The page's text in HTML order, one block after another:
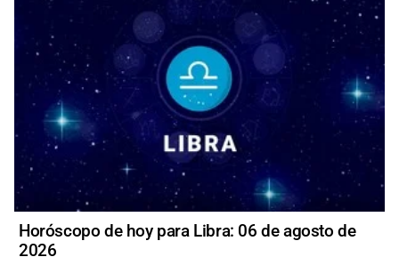
Horóscopo de hoy para Libra: 06 de agosto de
2026